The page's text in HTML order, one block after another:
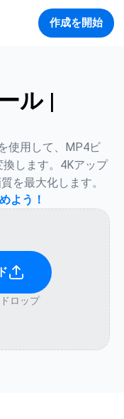
作成を開始
ル |
使用して、MP4ビ
します。4Kアップ
を最大化します。
よう！
ロップ